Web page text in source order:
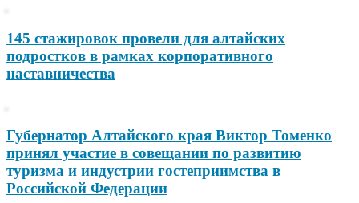
145 стажировок провели для алтайских
подростков в рамках корпоративного
наставничества
Губернатор Алтайского края Виктор Томенко
принял участие в совещании по развитию
туризма и индустрии гостеприимства в
Российской Федерации